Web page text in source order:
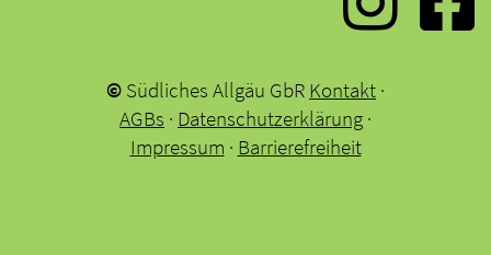
© Südliches Allgäu GbR Kontakt ·
AGBs · Datenschutzerklärung ·
Impressum · Barrierefreiheit